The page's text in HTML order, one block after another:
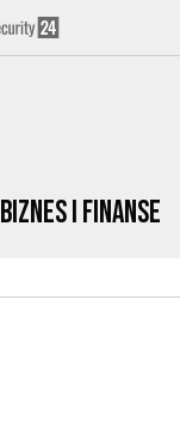
Biznes i Finanse